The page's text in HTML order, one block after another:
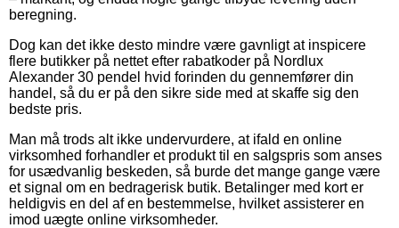
beregning.
Dog kan det ikke desto mindre være gavnligt at inspicere
flere butikker på nettet efter rabatkoder på Nordlux
Alexander 30 pendel hvid forinden du gennemfører din
handel, så du er på den sikre side med at skaffe sig den
bedste pris.
Man må trods alt ikke undervurdere, at ifald en online
virksomhed forhandler et produkt til en salgspris som anses
for usædvanlig beskeden, så burde det mange gange være
et signal om en bedragerisk butik. Betalinger med kort er
heldigvis en del af en bestemmelse, hvilket assisterer en
imod uægte online virksomheder.